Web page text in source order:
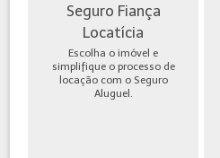
Seguro Fiança
Locatícia
Escolha o imóvel e
simplifique o processo de
locação com o Seguro
Aluguel.